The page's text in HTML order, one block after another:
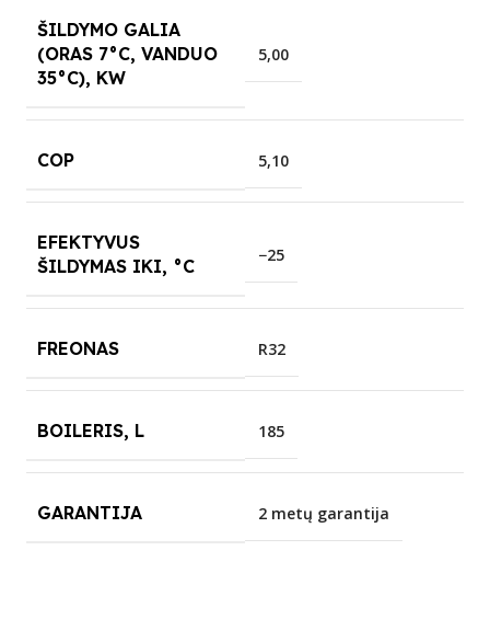
ŠILDYMO GALIA
(ORAS 7°C, VANDUO
35°C), KW
5,00
COP 5,10
EFEKTYVUS
ŠILDYMAS IKI, °C
−25
FREONAS R32
BOILERIS, L 185
GARANTIJA 2 metų garantija